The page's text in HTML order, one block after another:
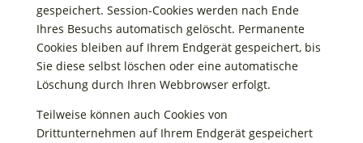
gespeichert. Session-Cookies werden nach Ende
Ihres Besuchs automatisch gelöscht. Permanente
Cookies bleiben auf Ihrem Endgerät gespeichert, bis
Sie diese selbst löschen oder eine automatische
Löschung durch Ihren Webbrowser erfolgt.
Teilweise können auch Cookies von
Drittunternehmen auf Ihrem Endgerät gespeichert